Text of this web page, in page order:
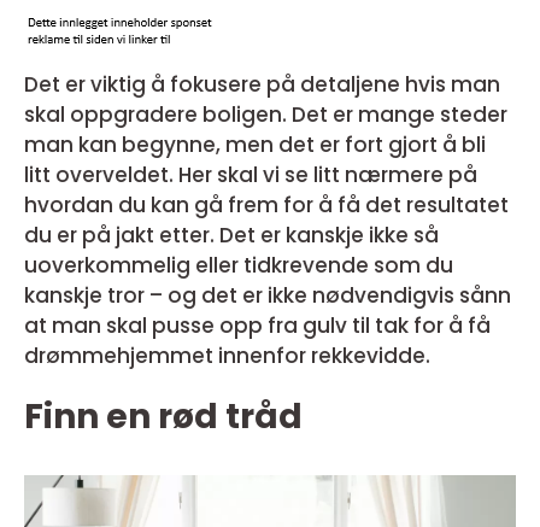
Det er viktig å fokusere på detaljene hvis man
skal oppgradere boligen. Det er mange steder
man kan begynne, men det er fort gjort å bli
litt overveldet. Her skal vi se litt nærmere på
hvordan du kan gå frem for å få det resultatet
du er på jakt etter. Det er kanskje ikke så
uoverkommelig eller tidkrevende som du
kanskje tror – og det er ikke nødvendigvis sånn
at man skal pusse opp fra gulv til tak for å få
drømmehjemmet innenfor rekkevidde.
Finn en rød tråd